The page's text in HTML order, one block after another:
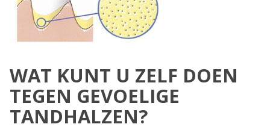
WAT KUNT U ZELF DOEN
TEGEN GEVOELIGE
TANDHALZEN?